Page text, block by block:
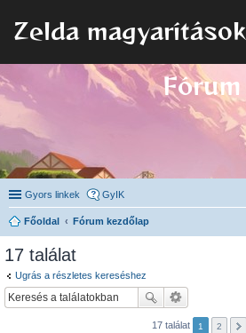
Zelda magyarítások
Fórum
Gyors linkek GyIK
Főoldal
Fórum kezdőlap
17 találat
Ugrás a részletes kereséshez
17 találat 1 2